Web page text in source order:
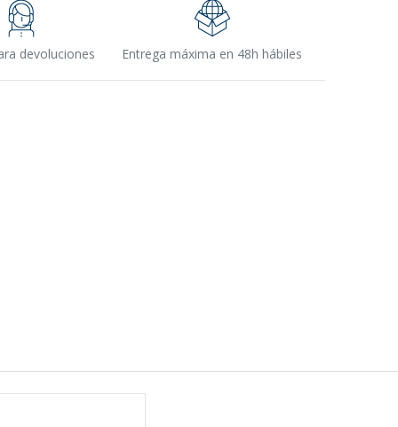
devoluciones Entrega máxima en 48h hábiles